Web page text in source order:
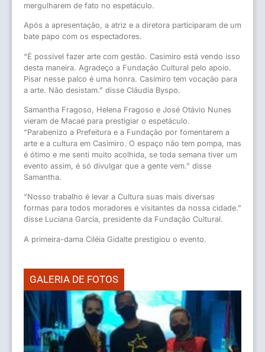
mergulharem de fato no espetáculo.
Após a apresentação, a atriz e a diretora participaram de um
bate papo com os espectadores.
“É possível fazer arte com gestão. Casimiro está vendo isso
desta maneira. Agradeço a Fundação Cultural pelo apoio.
Pisar nesse palco é uma honra. Casimiro tem vocação para
a arte. Não desistam.” disse Cláudia Byspo.
Samantha Fragoso, Helena Fragoso e José Otávio Nunes
vieram de Macaé para prestigiar o espetáculo.
“Parabenizo a Prefeitura e a Fundação por fomentarem a
arte e a cultura em Casimiro. O espaço não tem pompa, mas
é ótimo e me senti muito acolhida, se toda semana tiver um
evento assim, é só divulgar que a gente vem.” disse
Samantha.
“Nosso trabalho é levar a Cultura suas mais diversas
formas para todos moradores e visitantes da nossa cidade.”
disse Luciana Garcia, presidente da Fundação Cultural.
A primeira-dama Ciléia Gidalte prestigiou o evento.
GALERIA DE FOTOS